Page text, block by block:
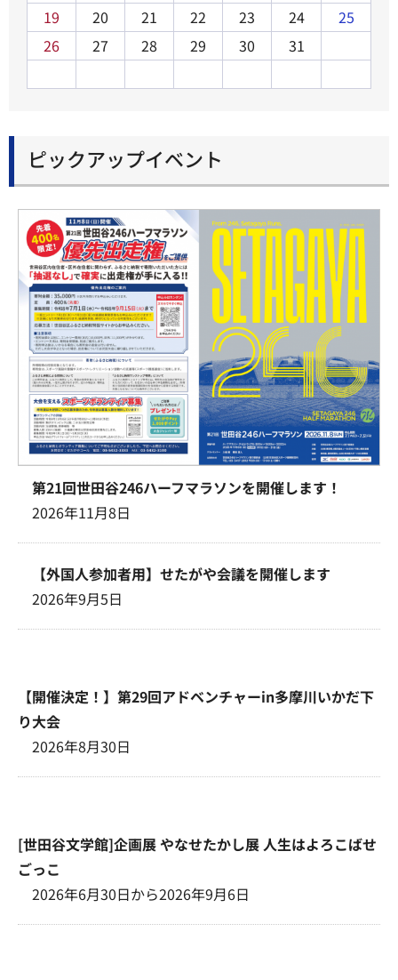
19
20 21 22 23 24
25
26
27 28 29 30 31
ピックアップイベント
第21回世田谷246ハーフマラソンを開催します！
2026年11月8日
【外国人参加者用】せたがや会議を開催します
2026年9月5日
【開催決定！】第29回アドベンチャーin多摩川いかだ下
り大会
2026年8月30日
[世田谷文学館]企画展 やなせたかし展 人生はよろこばせ
ごっこ
2026年6月30日から2026年9月6日